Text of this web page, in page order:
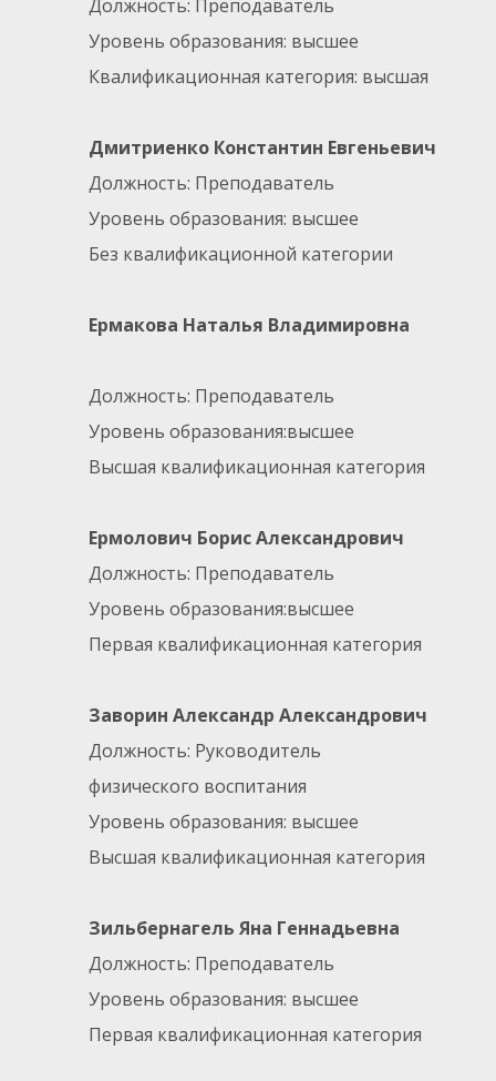
Должность: Преподаватель
Уровень образования: высшее
Квалификационная категория: высшая
Дмитриенко Константин Евгеньевич
Должность: Преподаватель
Уровень образования: высшее
Без квалификационной категории
Ермакова Наталья Владимировна
Должность: Преподаватель
Уровень образования:высшее
Высшая квалификационная категория
Ермолович Борис Александрович
Должность: Преподаватель
Уровень образования:высшее
Первая квалификационная категория
Заворин Александр Александрович
Должность: Руководитель
физического воспитания
Уровень образования: высшее
Высшая квалификационная категория
Зильбернагель Яна Геннадьевна
Должность: Преподаватель
Уровень образования: высшее
Первая квалификационная категория